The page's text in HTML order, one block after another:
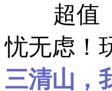
超值
忧无虑！
三清山，